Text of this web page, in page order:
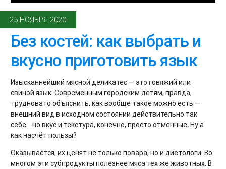
25 НОЯБРЯ 2020
Без костей: как выбрать и
вкусно приготовить язык
Изысканнейший мясной деликатес — это говяжий или
свиной язык. Современным городским детям, правда,
трудновато объяснить, как вообще такое можно есть —
внешний вид в исходном состоянии действительно так
себе... но вкус и текстура, конечно, просто отменные. Ну а
как насчёт пользы?
Оказывается, их ценят не только повара, но и диетологи. Во
многом эти субпродукты полезнее мяса тех же животных. В